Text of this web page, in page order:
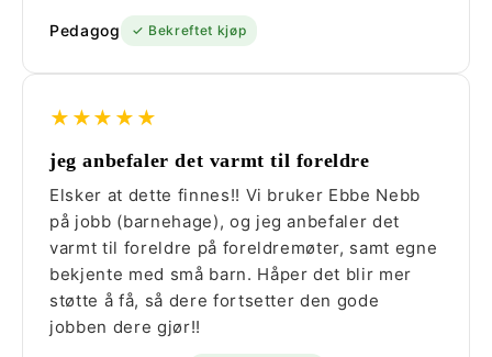
Pedagog ✓ Bekreftet kjøp
★★★★★
jeg anbefaler det varmt til foreldre
Elsker at dette finnes!! Vi bruker Ebbe Nebb
på jobb (barnehage), og jeg anbefaler det
varmt til foreldre på foreldremøter, samt egne
bekjente med små barn. Håper det blir mer
støtte å få, så dere fortsetter den gode
jobben dere gjør!!